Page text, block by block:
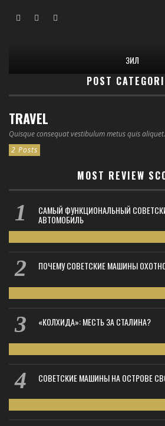
ЗИЛ
POST
TRAVEL
Quisque consequat vestibulum metus quis aliquet.
2 Posts
MOST REVIEW
САМЫЙ ФУНКЦИОНАЛЬНЫЙ
АВТОМОБИЛЬ
ПОЧЕМУ СОВЕТСКИЕ МАШИНЫ
«КОЛХИДА»: МЕСТЬ ЗА СТАЛИНА?
СОВЕТСКИЕ МАШИНЫ НА ОСТРОВЕ